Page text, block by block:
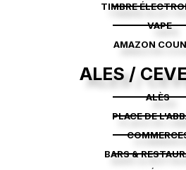
TIMBRE
VAPE
AMAZON
ALES /
ALÈS
PLACE DE
BARS &